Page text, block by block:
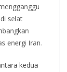
selat
energi Iran.
kedua